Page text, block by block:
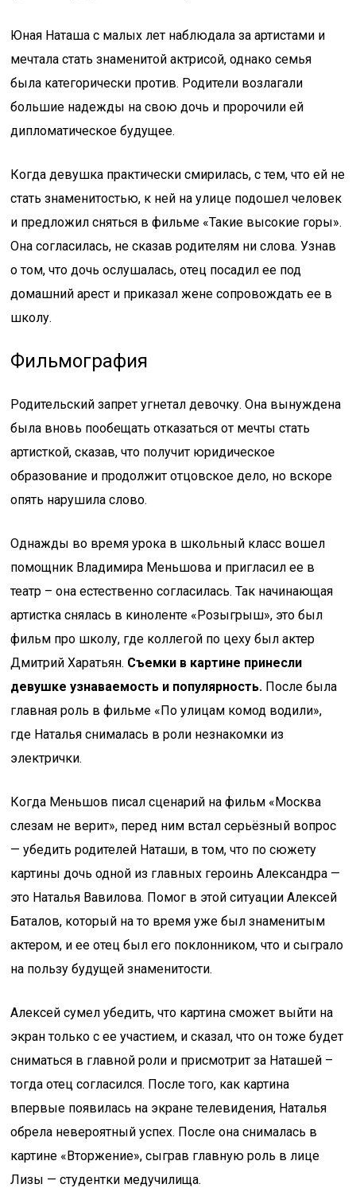
Юная Наташа с малых лет наблюдала за артистами и
мечтала стать знаменитой актрисой, однако семья
была категорически против. Родители возлагали
большие надежды на свою дочь и пророчили ей
дипломатическое будущее.
Когда девушка практически смирилась, с тем, что ей не
стать знаменитостью, к ней на улице подошел человек
и предложил сняться в фильме «Такие высокие горы».
Она согласилась, не сказав родителям ни слова. Узнав
о том, что дочь ослушалась, отец посадил ее под
домашний арест и приказал жене сопровождать ее в
школу.
Фильмография
Родительский запрет угнетал девочку. Она вынуждена
была вновь пообещать отказаться от мечты стать
артисткой, сказав, что получит юридическое
образование и продолжит отцовское дело, но вскоре
опять нарушила слово.
Однажды во время урока в школьный класс вошел
помощник Владимира Меньшова и пригласил ее в
театр – она естественно согласилась. Так начинающая
артистка снялась в киноленте «Розыгрыш», это был
фильм про школу, где коллегой по цеху был актер
Дмитрий Харатьян. Съемки в картине принесли
девушке узнаваемость и популярность. После была
главная роль в фильме «По улицам комод водили»,
где Наталья снималась в роли незнакомки из
электрички.
Когда Меньшов писал сценарий на фильм «Москва
слезам не верит», перед ним встал серьёзный вопрос
— убедить родителей Наташи, в том, что по сюжету
картины дочь одной из главных героинь Александра —
это Наталья Вавилова. Помог в этой ситуации Алексей
Баталов, который на то время уже был знаменитым
актером, и ее отец был его поклонником, что и сыграло
на пользу будущей знаменитости.
Алексей сумел убедить, что картина сможет выйти на
экран только с ее участием, и сказал, что он тоже будет
сниматься в главной роли и присмотрит за Наташей –
тогда отец согласился. После того, как картина
впервые появилась на экране телевидения, Наталья
обрела невероятный успех. После она снималась в
картине «Вторжение», сыграв главную роль в лице
Лизы — студентки медучилища.